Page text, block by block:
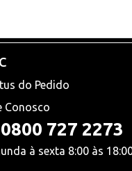
do Pedido
Conosco
0800 727 2273
à sexta 8:00 às